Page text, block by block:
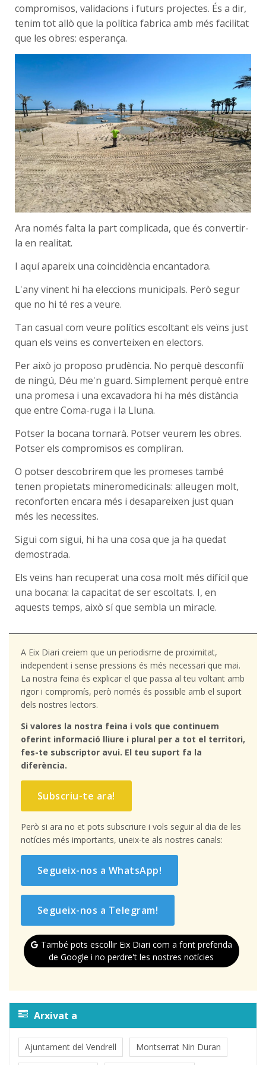
compromisos, validacions i futurs projectes. És a dir,
tenim tot allò que la política fabrica amb més facilitat
que les obres: esperança.
Ara només falta la part complicada, que és convertir-
la en realitat.
I aquí apareix una coincidència encantadora.
L'any vinent hi ha eleccions municipals. Però segur
que no hi té res a veure.
Tan casual com veure polítics escoltant els veïns just
quan els veïns es converteixen en electors.
Per això jo proposo prudència. No perquè desconfiï
de ningú, Déu me'n guard. Simplement perquè entre
una promesa i una excavadora hi ha més distància
que entre Coma-ruga i la Lluna.
Potser la bocana tornarà. Potser veurem les obres.
Potser els compromisos es compliran.
O potser descobrirem que les promeses també
tenen propietats mineromedicinals: alleugen molt,
reconforten encara més i desapareixen just quan
més les necessites.
Sigui com sigui, hi ha una cosa que ja ha quedat
demostrada.
Els veïns han recuperat una cosa molt més difícil que
una bocana: la capacitat de ser escoltats. I, en
aquests temps, això sí que sembla un miracle.
A Eix Diari creiem que un periodisme de proximitat,
independent i sense pressions és més necessari que mai.
La nostra feina és explicar el que passa al teu voltant amb
rigor i compromís, però només és possible amb el suport
dels nostres lectors.
Si valores la nostra feina i vols que continuem
oferint informació lliure i plural per a tot el territori,
fes-te subscriptor avui. El teu suport fa la
diferència.
Subscriu-te ara!
Però si ara no et pots subscriure i vols seguir al dia de les
notícies més importants, uneix-te als nostres canals:
Segueix-nos a WhatsApp!
Segueix-nos a Telegram!
També pots escollir Eix Diari com a font preferida
de Google i no perdre't les nostres notícies
Arxivat a
Ajuntament del Vendrell Montserrat Nin Duran